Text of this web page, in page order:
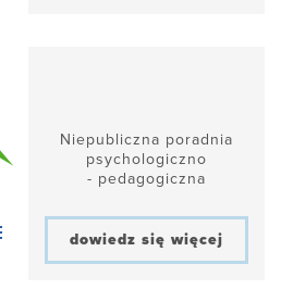
Niepubliczna poradnia
psychologiczno
- pedagogiczna
dowiedz się więcej